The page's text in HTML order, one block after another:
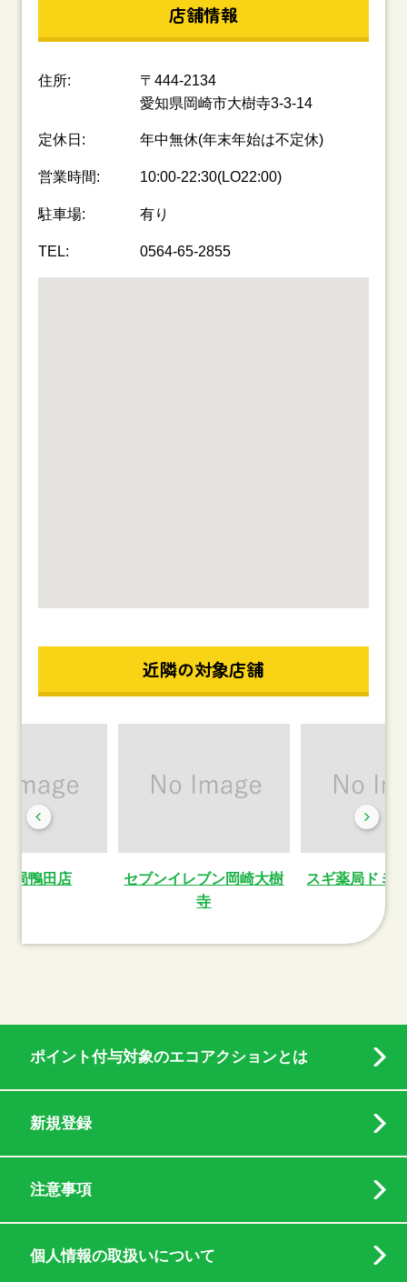
店舗情報
住所:
〒444-2134
愛知県岡崎市大樹寺3-3-14
定休日: 年中無休(年末年始は不定休)
営業時間: 10:00-22:30(LO22:00)
駐車場: 有り
TEL: 0564-65-2855
近隣の対象店舗
局鴨田店
セブンイレブン岡崎大樹
寺
スギ薬局ドミ
ポイント付与対象のエコアクションとは
新規登録
注意事項
個人情報の取扱いについて